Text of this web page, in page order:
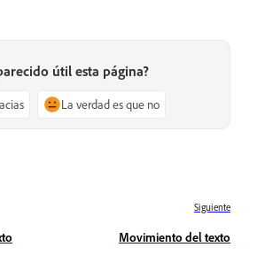
útil esta página?
La verdad es que no
Siguiente
Movimiento del texto